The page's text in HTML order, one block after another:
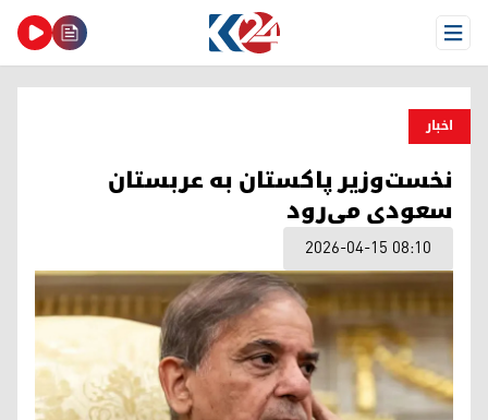
Open Menu
اخبار
نخست‌وزیر پاکستان به عربستان
سعودی می‌رود
2026-04-15 08:10